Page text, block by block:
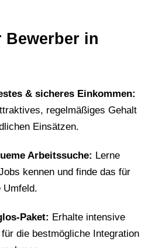
Bewerber in
& sicheres Einkommen:
regelmäßiges Gehalt
Einsätzen.
Arbeitssuche: Lerne
kennen und finde das für
Umfeld.
Paket: Erhalte intensive
die bestmögliche Integration